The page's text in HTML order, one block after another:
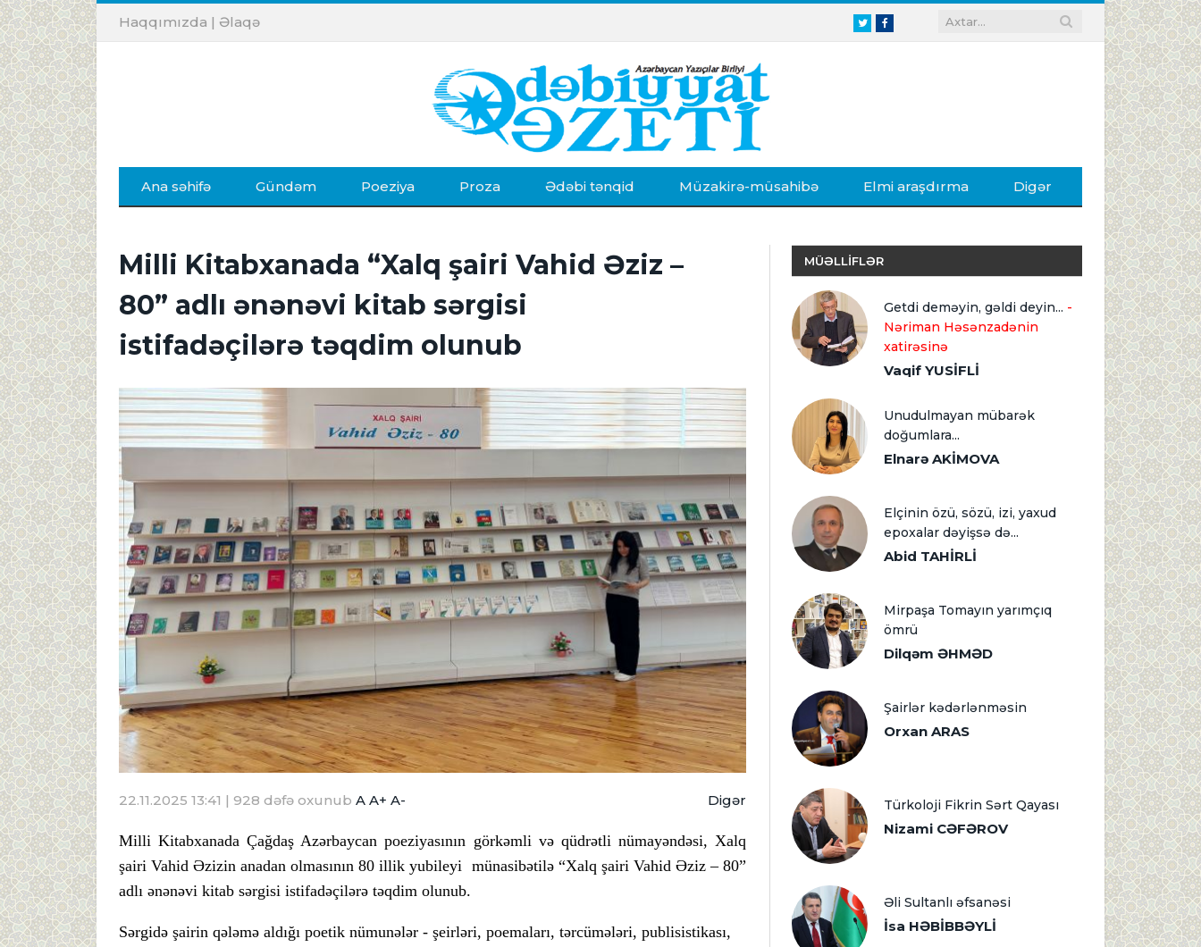
TwitterFacebook
Haqqımızda | Əlaqə
Ana səhifə Gündəm Poeziya Proza Ədəbi tənqid Müzakirə-müsahibə Elmi araşdırma Digər
Milli Kitabxanada “Xalq şairi Vahid Əziz –
80” adlı ənənəvi kitab sərgisi
istifadəçilərə təqdim olunub
22.11.2025 13:41 | 928 dəfə oxunub A A+ A- Digər
Milli Kitabxanada Çağdaş Azərbaycan poeziyasının görkəmli və qüdrətli nümayəndəsi, Xalq
şairi Vahid Əzizin anadan olmasının 80 illik yubileyi münasibətilə “Xalq şairi Vahid Əziz – 80”
adlı ənənəvi kitab sərgisi istifadəçilərə təqdim olunub.
Sərgidə şairin qələmə aldığı poetik nümunələr - şeirləri, poemaları, tərcümələri, publisistikası,
MÜƏLLİFLƏR
Getdi deməyin, gəldi deyin... -
Nəriman Həsənzadənin
xatirəsinə
Vaqif YUSİFLİ
Unudulmayan mübarək
doğumlara...
Elnarə AKİMOVA
Elçinin özü, sözü, izi, yaxud
epoxalar dəyişsə də...
Abid TAHİRLİ
Mirpaşa Tomayın yarımçıq
ömrü
Dilqəm ƏHMƏD
Şairlər kədərlənməsin
Orxan ARAS
Türkoloji Fikrin Sərt Qayası
Nizami CƏFƏROV
Əli Sultanlı əfsanəsi
İsa HƏBİBBƏYLİ